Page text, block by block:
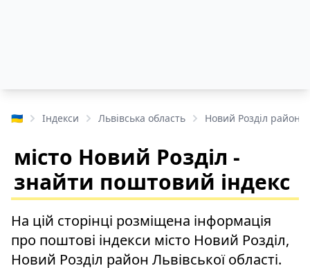
🇺🇦 Індекси Львівська область Новий Розділ район
місто Новий Розділ -
знайти поштовий індекс
На цій сторінці розміщена інформація
про поштові індекси місто Новий Розділ,
Новий Розділ район Львівської області.